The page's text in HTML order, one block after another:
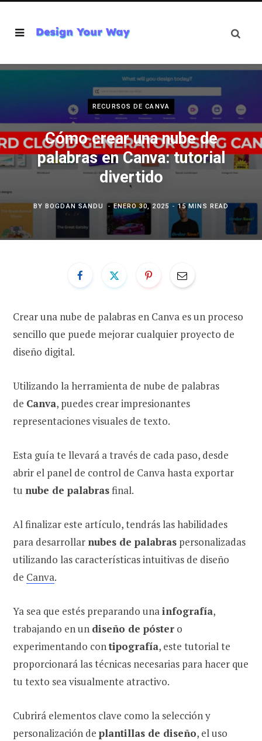
RECURSOS DE CANVA
Cómo crear una nube de
palabras en Canva: tutorial
divertido
BYBOGDAN SANDU ENERO 30, 2025 15 MINS READ
Crear una nube de palabras en Canva es un proceso
sencillo que puede mejorar cualquier proyecto de
diseño digital.
Utilizando la herramienta de nube de palabras
de Canva, puedes crear impresionantes
representaciones visuales de texto.
Esta guía te llevará a través de cada paso, desde
abrir el panel de control de Canva hasta exportar
tu nube de palabrasfinal.
Al finalizar este artículo, tendrás las habilidades
para desarrollar nubes de palabras personalizadas
utilizando las características intuitivas de diseño
de Canva.
Ya sea que estés preparando unainfografía,
trabajando en un diseño de póster o
experimentando contipografía, este tutorial te
proporcionará las técnicas necesarias para hacer que
tu texto sea visualmente atractivo.
Cubrirá elementos clave como la selección y
personalización de plantillas de diseño, el uso